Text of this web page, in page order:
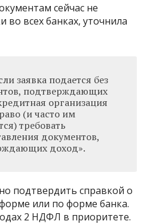
сейчас не
во всех банках, уточнила
заявка подается без
подтверждающих
организация
(и часто им
требовать
документов,
доход».
подтвердить справкой о
или по форме банка.
2 НДФЛ в приоритете.